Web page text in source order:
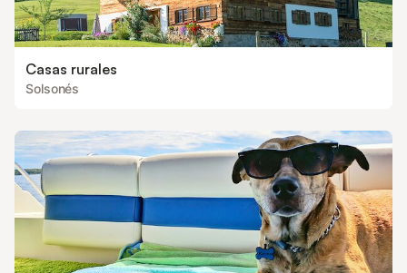
Casas rurales
Solsonés